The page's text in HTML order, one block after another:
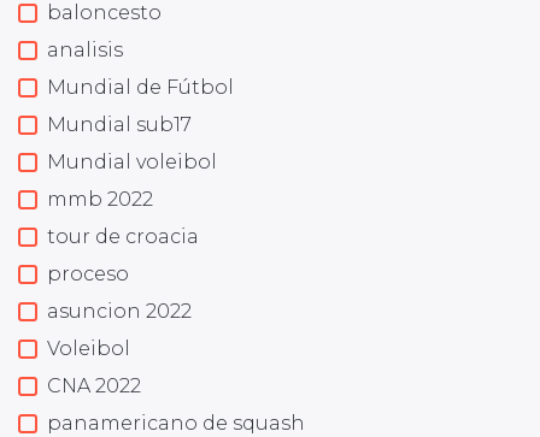
baloncesto
analisis
Mundial de Fútbol
Mundial sub17
Mundial voleibol
mmb 2022
tour de croacia
proceso
asuncion 2022
Voleibol
CNA 2022
panamericano de squash